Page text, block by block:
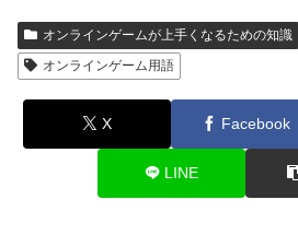
オンラインゲームが上手くなるための知識
オンラインゲーム用語
X Facebook
LINE